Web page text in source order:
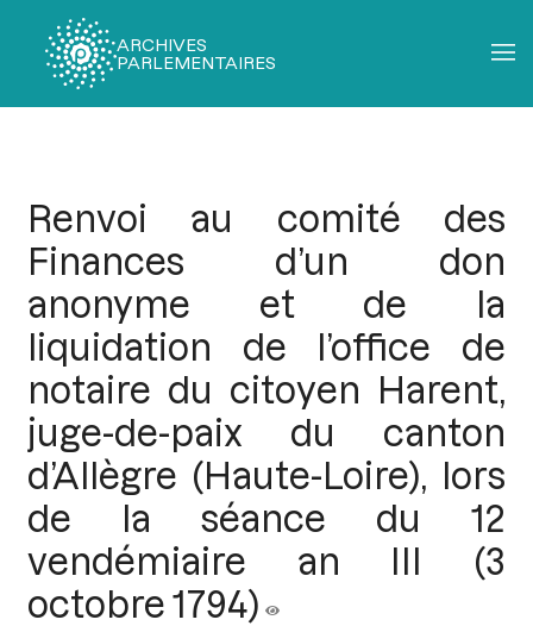
ARCHIVES
PARLEMENTAIRES
Renvoi au comité des
Finances d’un don
anonyme et de la
liquidation de l’office de
notaire du citoyen Harent,
juge-de-paix du canton
d’Allègre (Haute-Loire), lors
de la séance du 12
vendémiaire an III (3
octobre 1794)